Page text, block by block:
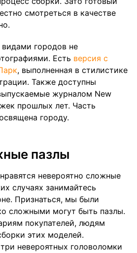
смотреться в качестве
городов не
Есть версия с
, выполненная в стилистике
Также доступны
журналом New
прошлых лет. Часть
городу.
пазлы
невероятно сложные
случаях занимайтесь
Признаться, мы были
сложными могут быть пазлы.
покупателей, людям
этих моделей.
невероятных головоломки